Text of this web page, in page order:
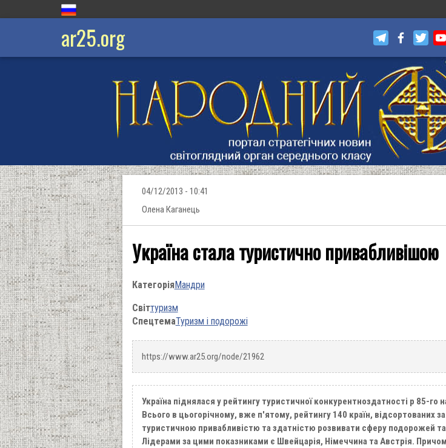
ar25.org
04/12/2013 - 10:41
Олена Каганець
Україна стала туристично привабливішою
КатегоріяМандри
Світтуризм
СпецтемаТуризм і подорожі
https://www.ar25.org/node/21962
Україна піднялася у рейтингу туристичної конкурентноздатності p 85-го
Всього в цьогорічному, вже п'ятому, рейтингу 140 країн, відсортованих
туристичною привабливістю та здатністю розвивати сферу подорожей
Лідерами за цими показниками є Швейцарія, Німеччина та Австрія.